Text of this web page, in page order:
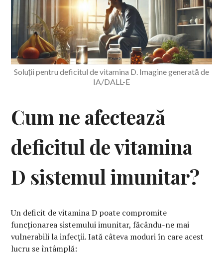
Soluții pentru deficitul de vitamina D. Imagine generată de
IA/DALL-E
Cum ne afectează
deficitul de vitamina
D sistemul imunitar?
Un deficit de vitamina D poate compromite
funcționarea sistemului imunitar, făcându-ne mai
vulnerabili la infecții. Iată câteva moduri în care acest
lucru se întâmplă: